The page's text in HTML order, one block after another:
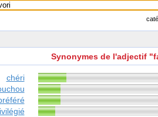
Synonymes de l'adjectif
chéri